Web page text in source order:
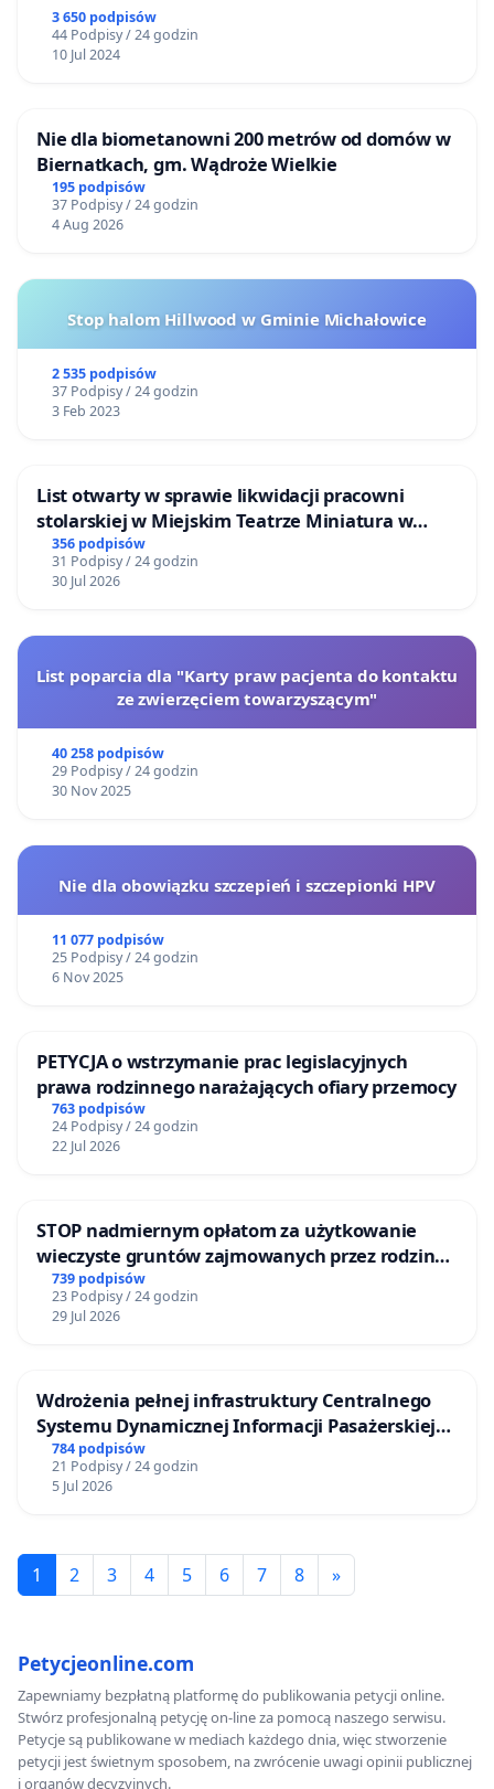
3 650 podpisów
44 Podpisy / 24 godzin
10 Jul 2024
Nie dla biometanowni 200 metrów od domów w
Biernatkach, gm. Wądroże Wielkie
195 podpisów
37 Podpisy / 24 godzin
4 Aug 2026
Stop halom Hillwood w Gminie Michałowice
2 535 podpisów
37 Podpisy / 24 godzin
3 Feb 2023
List otwarty w sprawie likwidacji pracowni
stolarskiej w Miejskim Teatrze Miniatura w
Gdańsku
356 podpisów
31 Podpisy / 24 godzin
30 Jul 2026
List poparcia dla "Karty praw pacjenta do kontaktu
ze zwierzęciem towarzyszącym"
40 258 podpisów
29 Podpisy / 24 godzin
30 Nov 2025
Nie dla obowiązku szczepień i szczepionki HPV
11 077 podpisów
25 Podpisy / 24 godzin
6 Nov 2025
PETYCJA o wstrzymanie prac legislacyjnych
prawa rodzinnego narażających ofiary przemocy
763 podpisów
24 Podpisy / 24 godzin
22 Jul 2026
STOP nadmiernym opłatom za użytkowanie
wieczyste gruntów zajmowanych przez rodzinne
ogrody działkowe.
739 podpisów
23 Podpisy / 24 godzin
29 Jul 2026
Wdrożenia pełnej infrastruktury Centralnego
Systemu Dynamicznej Informacji Pasażerskiej
(CSDiP) na stacji kolejowej w Łomży
784 podpisów
21 Podpisy / 24 godzin
5 Jul 2026
1 2 3 4 5 6 7 8 »
Petycjeonline.com
Zapewniamy bezpłatną platformę do publikowania petycji online.
Stwórz profesjonalną petycję on-line za pomocą naszego serwisu.
Petycje są publikowane w mediach każdego dnia, więc stworzenie
petycji jest świetnym sposobem, na zwrócenie uwagi opinii publicznej
i organów decyzyjnych.